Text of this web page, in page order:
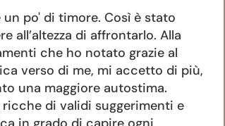
po' di timore. Così è stato
all’altezza di affrontarlo. Alla
che ho notato grazie al
verso di me, mi accetto di più,
una maggiore autostima.
di validi suggerimenti e